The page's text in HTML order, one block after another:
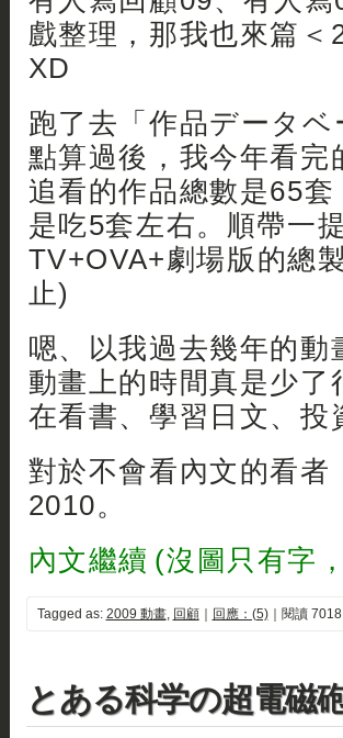
戲整理，那我也來篇
XD
跑了去「作品データ
點算過後，我今年看
追看的作品總數是65
是吃5套左右。順帶一
TV+OVA+劇場版的總
止)
嗯、以我過去幾年的
動畫上的時間真是少
在看書、學習日文、
對於不會看內文的看
2010。
內文繼續 (沒圖只有字
Tagged as: 2009 動畫, 回顧｜ 回應：(5)｜閱讀 7018
とある科学の超電磁